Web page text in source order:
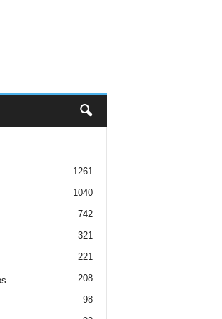
1261
1040
742
321
221
208
98